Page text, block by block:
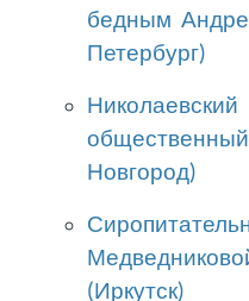
бедным
Петербург)
Новгород)
(Иркутск)